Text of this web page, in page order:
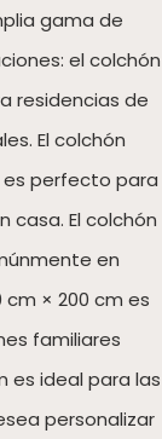
gama de
el colchón
residencias de
El colchón
es perfecto para
casa. El colchón
en
cm × 200 cm es
familiares
es ideal para las
personalizar